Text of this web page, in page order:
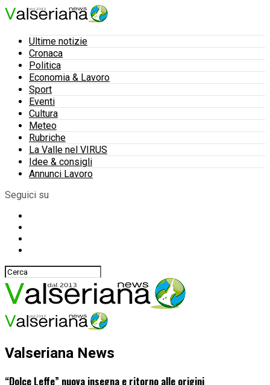
Ultime notizie
Cronaca
Politica
Economia & Lavoro
Sport
Eventi
Cultura
Meteo
Rubriche
La Valle nel VIRUS
Idee & consigli
Annunci Lavoro
Seguici su
Valseriana News
“Dolce Leffe” nuova insegna e ritorno alle origini